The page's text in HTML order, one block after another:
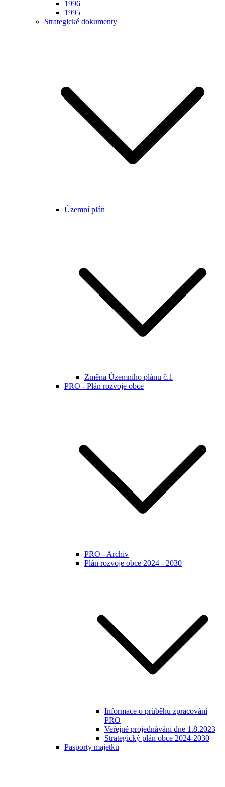
1996
1995
Strategické dokumenty
Územní plán
Změna Územního plánu č.1
PRO - Plán rozvoje obce
PRO - Archiv
Plán rozvoje obce 2024 - 2030
Informace o průběhu zpracování
PRO
Veřejné projednávání dne 1.8.2023
Strategický plán obce 2024-2030
Pasporty majetku